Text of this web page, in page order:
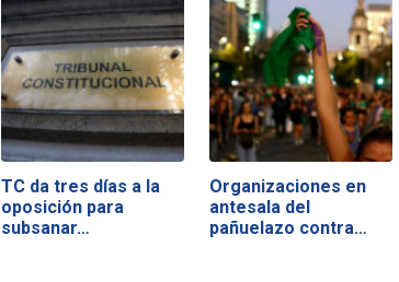
TC da tres días a la
oposición para
subsanar…
Organizaciones en
antesala del
pañuelazo contra…